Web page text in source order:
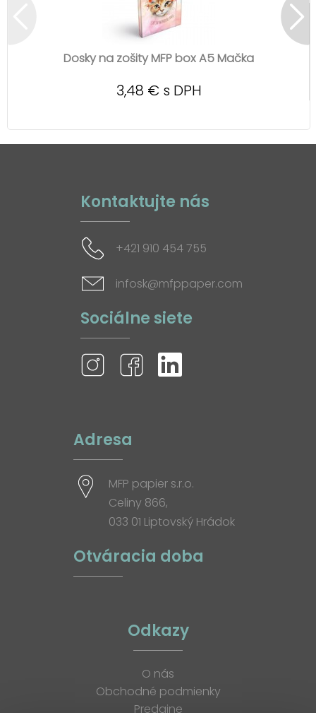
Dosky na zošity MFP box A5 Mačka
3,48 € s DPH
Kontaktujte nás
+421 910 454 755
infosk@mfppaper.com
Sociálne siete
Adresa
MFP papier s.r.o.
Celiny 866,
033 01 Liptovský Hrádok
Otváracia doba
Odkazy
O nás
Obchodné podmienky
Predajne